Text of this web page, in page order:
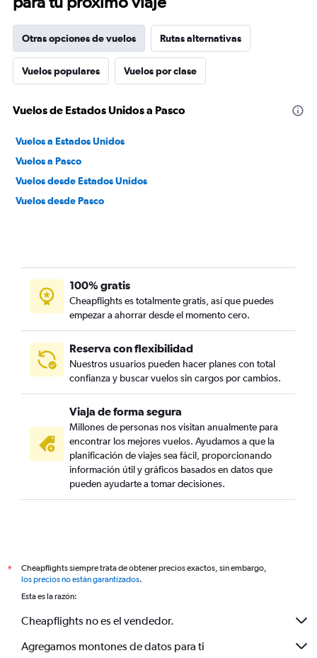
Otras opciones de vuelos Rutas alternativas
Vuelos populares Vuelos por clase
Vuelos de Estados Unidos a Pasco
Vuelos a Estados Unidos
Vuelos a Pasco
Vuelos desde Estados Unidos
Vuelos desde Pasco
100% gratis
Cheapflights es totalmente gratis, así que puedes
empezar a ahorrar desde el momento cero.
Reserva con flexibilidad
Nuestros usuarios pueden hacer planes con total
confianza y buscar vuelos sin cargos por cambios.
Viaja de forma segura
Millones de personas nos visitan anualmente para
encontrar los mejores vuelos. Ayudamos a que la
planificación de viajes sea fácil, proporcionando
información útil y gráficos basados en datos que
pueden ayudarte a tomar decisiones.
*
Cheapflights siempre trata de obtener precios exactos, sin embargo,
los precios no están garantizados.
Esta es la razón:
Cheapflights no es el vendedor.
Agregamos montones de datos para ti